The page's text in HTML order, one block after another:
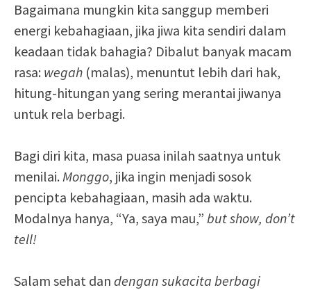
Bagaimana mungkin kita sanggup memberi
energi kebahagiaan, jika jiwa kita sendiri dalam
keadaan tidak bahagia? Dibalut banyak macam
rasa: wegah (malas), menuntut lebih dari hak,
hitung-hitungan yang sering merantai jiwanya
untuk rela berbagi.
Bagi diri kita, masa puasa inilah saatnya untuk
menilai. Monggo, jika ingin menjadi sosok
pencipta kebahagiaan, masih ada waktu.
Modalnya hanya, “Ya, saya mau,” butshow, don’t
tell!
Salam sehat dan dengan sukacita berbagi